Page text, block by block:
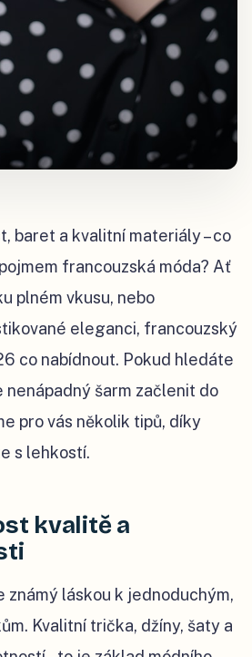
baret a kvalitní materiály – co
francouzská móda? Ať
plném vkusu, nebo
eleganci, francouzský
co nabídnout. Pokud hledáte
nenápadný šarm začlenit do
pro vás několik tipů, díky
s lehkostí.
kvalitě a
známý láskou k jednoduchým,
Kvalitní trička, džíny, šaty a